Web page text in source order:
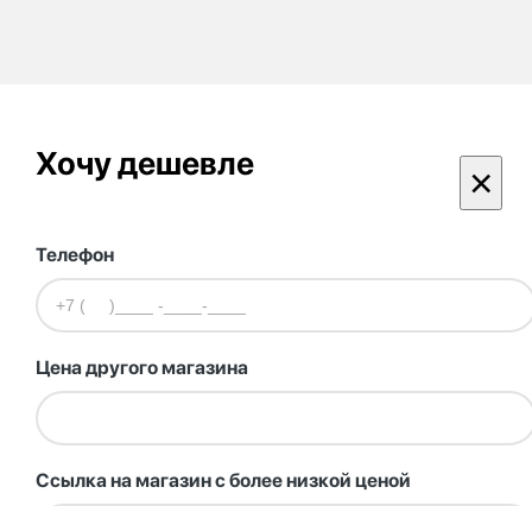
Хочу дешевле ×
Телефон
Цена другого магазина
Ссылка на магазин с более низкой ценой